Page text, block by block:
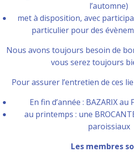
l’automne)
met à disposition, avec
particulier pour des
Nous avons toujours besoin de
vous serez toujours
Pour assurer l’entretien de ces
En fin d’année : BAZARIX
au printemps : une
paroissiaux
Les membres